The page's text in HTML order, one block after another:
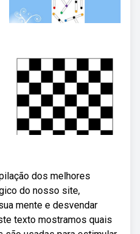
dos melhores
do nosso site,
mente e desvendar
texto mostramos quais